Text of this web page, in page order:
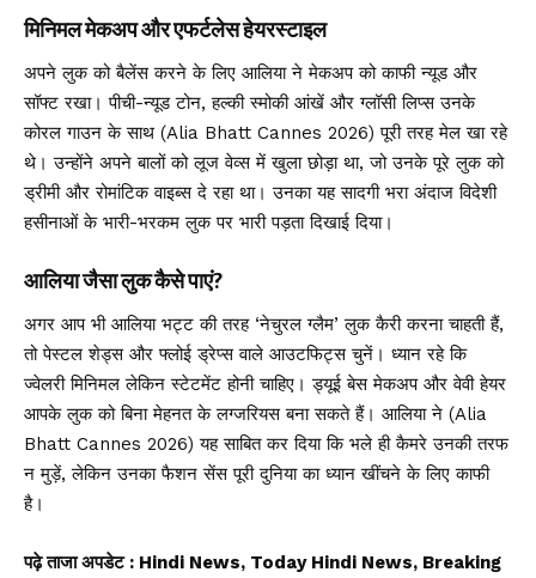
मिनिमल मेकअप और एफर्टलेस हेयरस्टाइल
अपने लुक को बैलेंस करने के लिए आलिया ने मेकअप को काफी न्यूड और
सॉफ्ट रखा। पीची-न्यूड टोन, हल्की स्मोकी आंखें और ग्लॉसी लिप्स उनके
कोरल गाउन के साथ (Alia Bhatt Cannes 2026) पूरी तरह मेल खा रहे
थे। उन्होंने अपने बालों को लूज वेव्स में खुला छोड़ा था, जो उनके पूरे लुक को
ड्रीमी और रोमांटिक वाइब्स दे रहा था। उनका यह सादगी भरा अंदाज विदेशी
हसीनाओं के भारी-भरकम लुक पर भारी पड़ता दिखाई दिया।
आलिया जैसा लुक कैसे पाएं?
अगर आप भी आलिया भट्ट की तरह ‘नेचुरल ग्लैम’ लुक कैरी करना चाहती हैं,
तो पेस्टल शेड्स और फ्लोई ड्रेप्स वाले आउटफिट्स चुनें। ध्यान रहे कि
ज्वेलरी मिनिमल लेकिन स्टेटमेंट होनी चाहिए। ड्यूई बेस मेकअप और वेवी हेयर
आपके लुक को बिना मेहनत के लग्जरियस बना सकते हैं। आलिया ने (Alia
Bhatt Cannes 2026) यह साबित कर दिया कि भले ही कैमरे उनकी तरफ
न मुड़ें, लेकिन उनका फैशन सेंस पूरी दुनिया का ध्यान खींचने के लिए काफी
है।
पढ़े ताजा अपडेट : Hindi News, Today Hindi News, Breaking